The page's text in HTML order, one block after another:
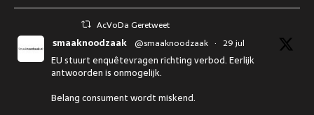
AcVoDa Geretweet
smaaknoodzaak @smaaknoodzaak · 29 jul
EU stuurt enquêtevragen richting verbod. Eerlijk
antwoorden is onmogelijk.
Belang consument wordt miskend.